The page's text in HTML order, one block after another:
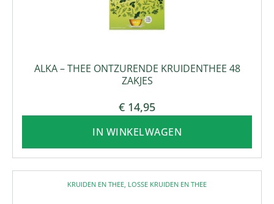
ALKA – THEE ONTZURENDE KRUIDENTHEE 48
ZAKJES
€ 14,95
IN WINKELWAGEN
KRUIDEN EN THEE LOSSE KRUIDEN EN THEE